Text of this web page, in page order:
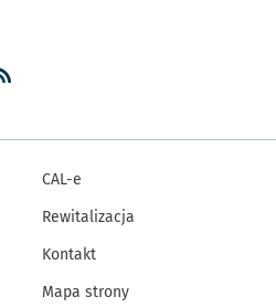
CAL-e
Rewitalizacja
Kontakt
Mapa strony